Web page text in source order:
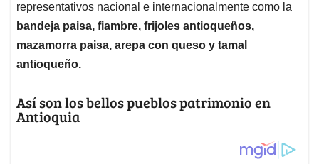
representativos nacional e internacionalmente como la
bandeja paisa, fiambre, frijoles antioqueños,
mazamorra paisa, arepa con queso y tamal
antioqueño.
Así son los bellos pueblos patrimonio en
Antioquia